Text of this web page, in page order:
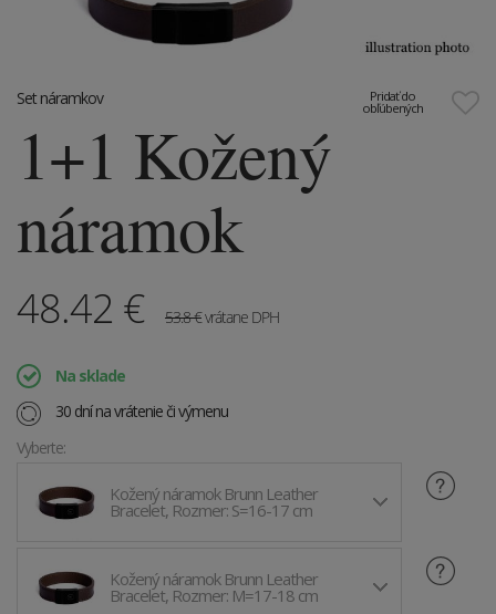
Pridať do
obľúbených
Set náramkov
1+1 Kožený
náramok
48.42 € 53.8€vrátane DPH
Na sklade
30 dní na vrátenie či výmenu
Vyberte:
Kožený náramok Brunn Leather
Bracelet, Rozmer: S=16-17 cm
Kožený náramok Brunn Leather
Bracelet, Rozmer: M=17-18 cm